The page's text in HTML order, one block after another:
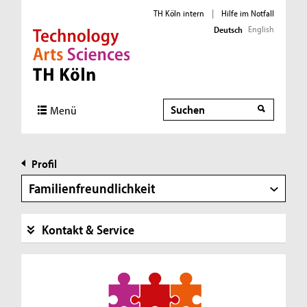
Direkt zur Hauptnavigation
Direkt zur Subnavigation
Direkt zum Inhalt
Direkt zum Fußbereich
TH Köln intern |
Hilfe im Notfall
Deutsch English
Menü Suche
Profil
Familienfreundlichkeit
Kontakt & Service